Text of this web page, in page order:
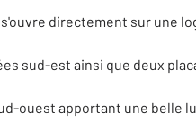
directement sur une
sud-est ainsi que deux
ouest apportant une belle